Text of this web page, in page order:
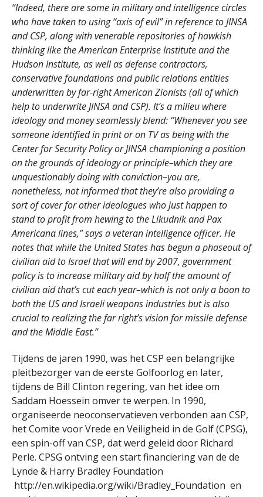
“Indeed, there are some in military and intelligence circles
who have taken to using “axis of evil” in reference to JINSA
and CSP, along with venerable repositories of hawkish
thinking like the American Enterprise Institute and the
Hudson Institute, as well as defense contractors,
conservative foundations and public relations entities
underwritten by far-right American Zionists (all of which
help to underwrite JINSA and CSP). It’s a milieu where
ideology and money seamlessly blend: “Whenever you see
someone identified in print or on TV as being with the
Center for Security Policy or JINSA championing a position
on the grounds of ideology or principle–which they are
unquestionably doing with conviction–you are,
nonetheless, not informed that they’re also providing a
sort of cover for other ideologues who just happen to
stand to profit from hewing to the Likudnik and Pax
Americana lines,” says a veteran intelligence officer. He
notes that while the United States has begun a phaseout of
civilian aid to Israel that will end by 2007, government
policy is to increase military aid by half the amount of
civilian aid that’s cut each year–which is not only a boon to
both the US and Israeli weapons industries but is also
crucial to realizing the far right’s vision for missile defense
and the Middle East.”
Tijdens de jaren 1990, was het CSP een belangrijke
pleitbezorger van de eerste Golfoorlog en later,
tijdens de Bill Clinton regering, van het idee om
Saddam Hoessein omver te werpen. In 1990,
organiseerde neoconservatieven verbonden aan CSP,
het Comite voor Vrede en Veiligheid in de Golf (CPSG),
een spin-off van CSP, dat werd geleid door Richard
Perle. CPSG ontving een start financiering van de de
Lynde & Harry Bradley Foundation
http://en.wikipedia.org/wiki/Bradley_Foundation en